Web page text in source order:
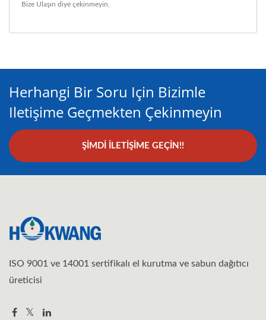
Bize Ulaşın diye çekinmeyin.
Herhangi Bir Soru Için Bizimle
Iletişime Geçmekten Çekinmeyin
ŞIMDI İLETIŞIME GEÇIN!!
ISO 9001 ve 14001 sertifikalı el kurutma ve sabun dağıtıcı
üreticisi